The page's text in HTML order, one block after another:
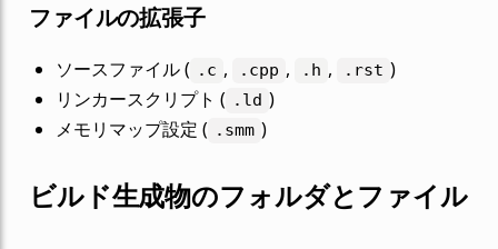
ファイルの拡張子
ソースファイル ( .c , .cpp , .h , .rst )
リンカースクリプト ( .ld )
メモリマップ設定 ( .smm )
ビルド生成物のフォルダとファイル